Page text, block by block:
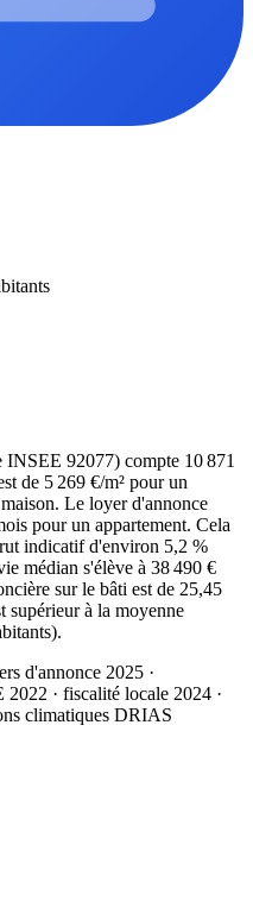
92077) compte 10 871
de 5 269 €/m² pour un
Le loyer d'annonce
pour un appartement. Cela
indicatif d'environ 5,2 %
médian s'élève à 38 490 €
sur le bâti est de 25,45
supérieur à la moyenne
d'annonce 2025 ·
2022 · fiscalité locale 2024 ·
climatiques DRIAS